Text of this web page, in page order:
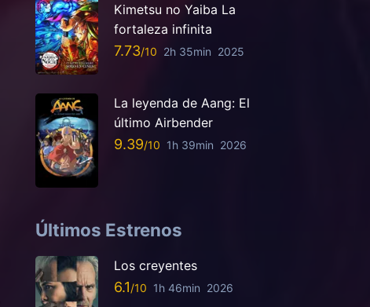
Kimetsu no Yaiba La
fortaleza infinita
7.73 2h 35min 2025
La leyenda de Aang: El
último Airbender
9.39 1h 39min 2026
Últimos Estrenos
Los creyentes
6.1 1h 46min 2026